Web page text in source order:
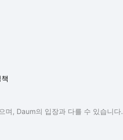
며, Daum의 입장과 다를 수 있습니다.